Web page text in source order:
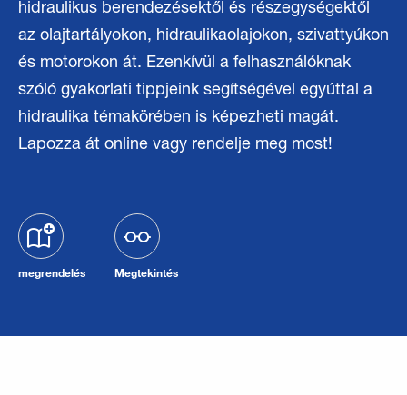
hidraulikus berendezésektől és részegységektől
az olajtartályokon, hidraulikaolajokon, szivattyúkon
és motorokon át. Ezenkívül a felhasználóknak
szóló gyakorlati tippjeink segítségével egyúttal a
hidraulika témakörében is képezheti magát.
Lapozza át online vagy rendelje meg most!
megrendelés Megtekintés